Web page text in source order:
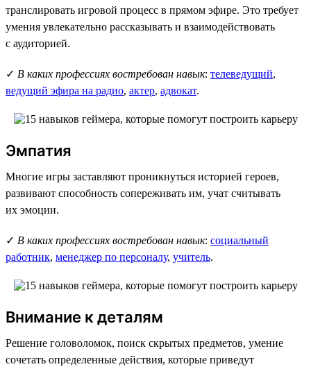
транслировать игровой процесс в прямом эфире. Это требует
умения увлекательно рассказывать и взаимодействовать
с аудиторией.
✓ В каких профессиях востребован навык: телеведущий,
ведущий эфира на радио, актер, адвокат.
Эмпатия
Многие игры заставляют проникнуться историей героев,
развивают способность сопереживать им, учат считывать
их эмоции.
✓ В каких профессиях востребован навык: социальный
работник, менеджер по персоналу, учитель.
Внимание к деталям
Решение головоломок, поиск скрытых предметов, умение
сочетать определенные действия, которые приведут